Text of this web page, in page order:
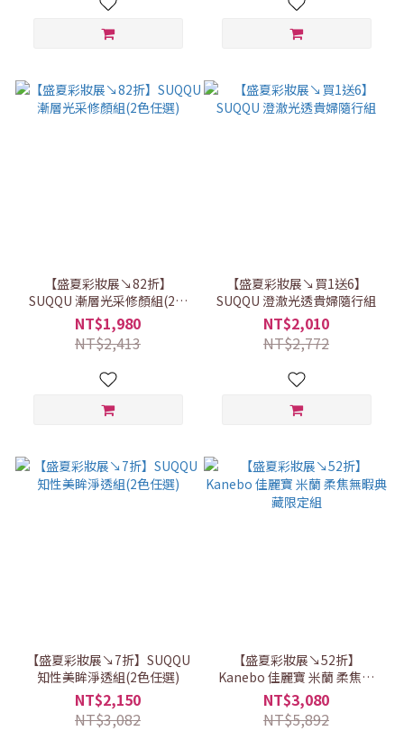
【盛夏彩妝展↘82折】
SUQQU 漸層光采修顏組(2色
任選)
NT$1,980
NT$2,413
【盛夏彩妝展↘買1送6】
SUQQU 澄澈光透貴婦隨行組
NT$2,010
NT$2,772
【盛夏彩妝展↘7折】SUQQU
知性美眸淨透組(2色任選)
NT$2,150
NT$3,082
【盛夏彩妝展↘52折】
Kanebo 佳麗寶 米蘭 柔焦無
暇典藏限定組
NT$3,080
NT$5,892